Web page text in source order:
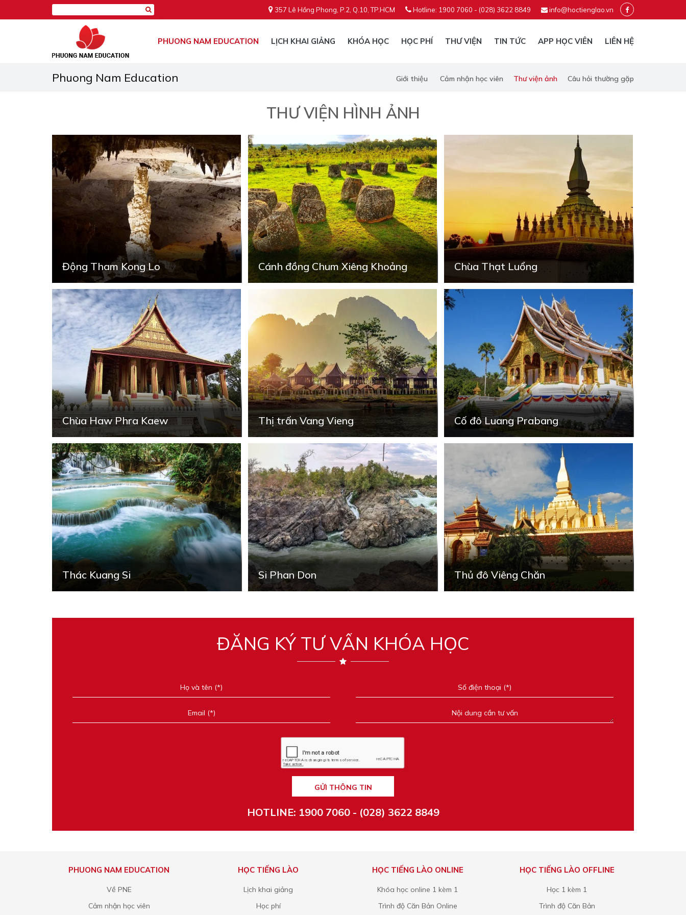
357 Lê Hồng Phong, P.2, Q.10, TP.HCM Hotline: 1900 7060 - (028) 3622 8849 info@hoctienglao.vn
PHUONG NAM EDUCATION LỊCH KHAI GIẢNG KHÓA HỌC HỌC PHÍ THƯ VIỆN TIN TỨC APP HỌC VIÊN LIÊN HỆ
Phuong Nam Education Giới thiệu Cảm nhận học viên Thư viện ảnh Câu hỏi thường gặp
THƯ VIỆN HÌNH ẢNH
Động Tham Kong Lo Cánh đồng Chum Xiêng Khoảng Chùa Thạt Luổng
Chùa Haw Phra Kaew Thị trấn Vang Vieng Cố đô Luang Prabang
Thác Kuang Si Si Phan Don Thủ đô Viêng Chăn
ĐĂNG KÝ TƯ VẤN KHÓA HỌC
GỬI THÔNG TIN
HOTLINE: 1900 7060 - (028) 3622 8849
PHUONG NAM EDUCATION
Về PNE
Cảm nhận học viên
HỌC TIẾNG LÀO
Lịch khai giảng
Học phí
HỌC TIẾNG LÀO ONLINE
Khóa học online 1 kèm 1
Trình độ Căn Bản Online
HỌC TIẾNG LÀO OFFLINE
Học 1 kèm 1
Trình độ Căn Bản